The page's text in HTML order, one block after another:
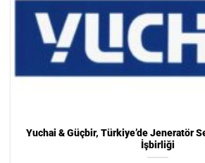
Yuchai & Güçbir, Türkiye’de Jeneratör
İşbirliği